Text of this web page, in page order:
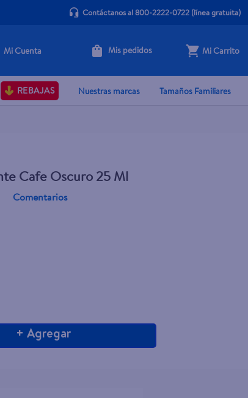
Contáctanos al 800-2222-0722(línea gratuita)
Mis pedidos Mi Carrito
REBAJAS Nuestras marcas Tamaños Familiares
Cafe Oscuro 25 Ml
Comentarios
+ Agregar
+ Agregar